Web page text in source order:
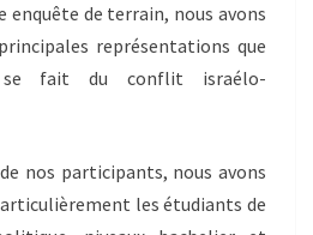
enquête de terrain, nous avons
représentations que
se fait du conflit israélo-
nos participants, nous avons
les étudiants de